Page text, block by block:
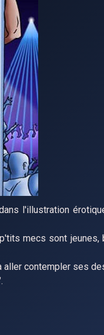
l'illustration
mecs sont jeunes,
aller contempler ses